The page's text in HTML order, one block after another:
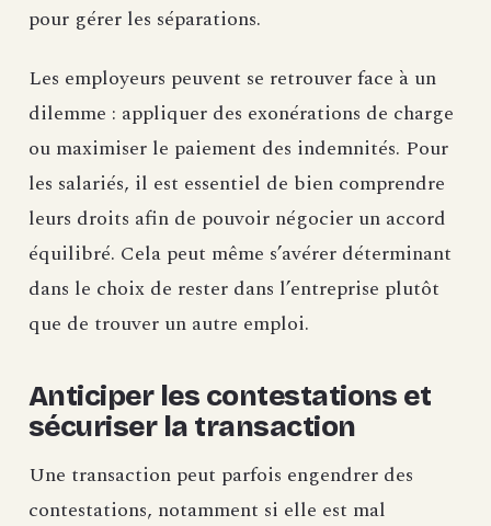
pour gérer les séparations.
Les employeurs peuvent se retrouver face à un
dilemme : appliquer des exonérations de charge
ou maximiser le paiement des indemnités. Pour
les salariés, il est essentiel de bien comprendre
leurs droits afin de pouvoir négocier un accord
équilibré. Cela peut même s’avérer déterminant
dans le choix de rester dans l’entreprise plutôt
que de trouver un autre emploi.
Anticiper les contestations et
sécuriser la transaction
Une transaction peut parfois engendrer des
contestations, notamment si elle est mal